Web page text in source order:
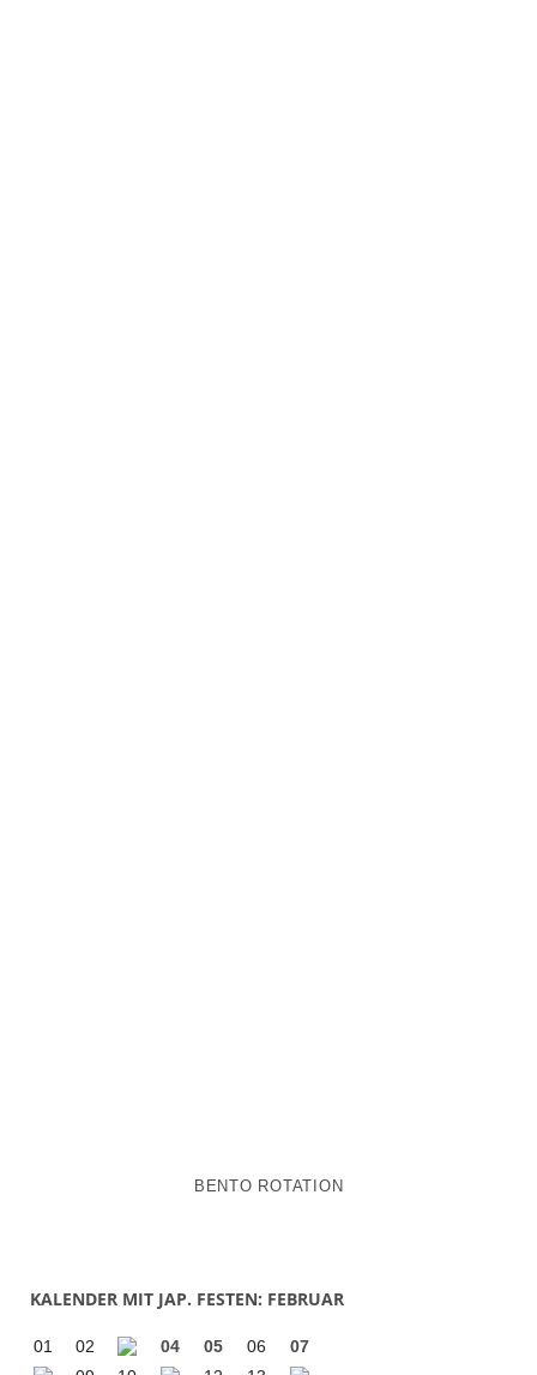
BENTO ROTATION
KALENDER MIT JAP. FESTEN: FEBRUAR
01 02 04 05 06
07